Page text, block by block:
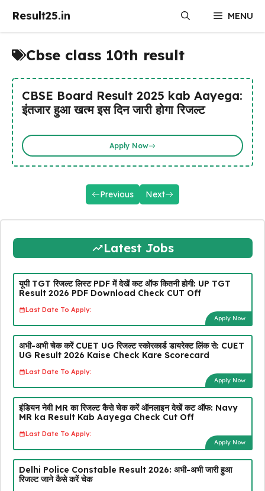
Result25.in MENU
Cbse class 10th result
CBSE Board Result 2025 kab Aayega:
इंतजार हुआ खत्म इस दिन जारी होगा रिजल्ट
Apply Now
Previous Next
Latest Jobs
यूपी TGT रिजल्ट लिस्ट PDF में देखें कट ऑफ कितनी होगी: UP TGT
Result 2026 PDF Download Check CUT Off
Last Date To Apply:
Apply Now
अभी-अभी चेक करें CUET UG रिजल्ट स्कोरकार्ड डायरेक्ट लिंक से: CUET
UG Result 2026 Kaise Check Kare Scorecard
Last Date To Apply:
Apply Now
इंडियन नेवी MR का रिजल्ट कैसे चेक करें ऑनलाइन देखें कट ऑफ: Navy
MR ka Result Kab Aayega Check Cut Off
Last Date To Apply:
Apply Now
Delhi Police Constable Result 2026: अभी-अभी जारी हुआ
रिजल्ट जाने कैसे करें चेक